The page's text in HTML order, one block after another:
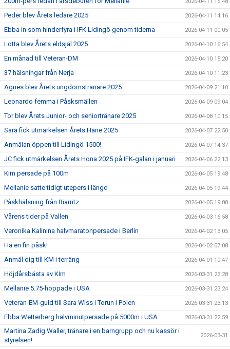
2026-04-11 15:48
Peder blev Årets ledare 2025 2026-04-11 14:16
Ebba in som hinderfyra i IFK Lidingö genom tiderna 2026-04-11 00:05
Lotta blev Årets eldsjäl 2025 2026-04-10 16:54
En månad till Veteran-DM 2026-04-10 15:20
37 hälsningar från Nerja 2026-04-10 11:23
Agnes blev Årets ungdomstränare 2025 2026-04-09 21:10
Leonardo femma i Påsksmällen 2026-04-09 09:04
Tor blev Årets Junior- och seniortränare 2025 2026-04-08 10:15
Sara fick utmärkelsen Årets Hane 2025 2026-04-07 22:50
Anmälan öppen till Lidingö 1500! 2026-04-07 14:37
JC fick utmärkelsen Årets Hona 2025 på IFK-galan i januari 2026-04-06 22:13
Kim persade på 100m 2026-04-05 19:48
Mellanie satte tidigt utepers i längd 2026-04-05 19:44
Påskhälsning från Biarritz 2026-04-05 19:00
Vårens tider på Vallen 2026-04-03 16:58
Veronika Kalinina halvmaratonpersade i Berlin 2026-04-02 13:05
Ha en fin påsk! 2026-04-02 07:08
Anmäl dig till KM i terräng 2026-04-01 10:47
Höjdårsbästa av KIm 2026-03-31 23:28
Mellanie 5.75-hoppade i USA 2026-03-31 23:24
Veteran-EM-guld till Sara Wiss i Torun i Polen 2026-03-31 23:13
Ebba Wetterberg halvminutpersade på 5000m i USA 2026-03-31 22:59
Martina Zadig Waller, tränare i en barngrupp och nu kassör i
styrelsen!
2026-03-31